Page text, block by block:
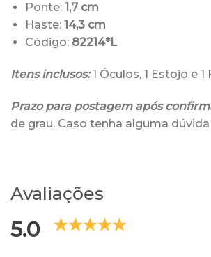
Ponte: 1,7 cm
Haste: 14,3 cm
Código: 82214*L
Itens inclusos:1 Óculos, 1 Estojo e
Prazo para postagem após
de grau. Caso tenha alguma
Avaliações
5.0